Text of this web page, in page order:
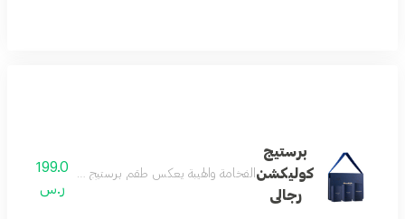
برستيج
كوليكشن
رجالى
الفخامة والهيبة يعكس طقم برستيج كوليكشن مفهوم
199.0
ر.س